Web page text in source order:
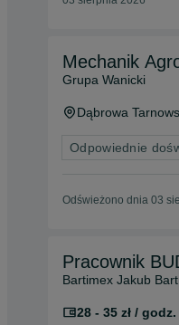
Mechanik
Grupa Wanicki
Dąbrowa
Odpowiednie
Odświeżono dnia 03
Pracownik
Bartimex Jakub
28 - 35 zł /